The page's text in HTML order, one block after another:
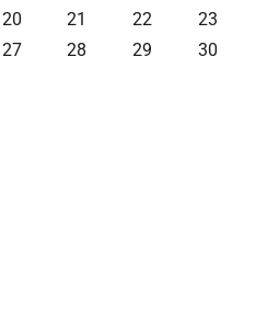
20 21 22
23
27 28 29
30